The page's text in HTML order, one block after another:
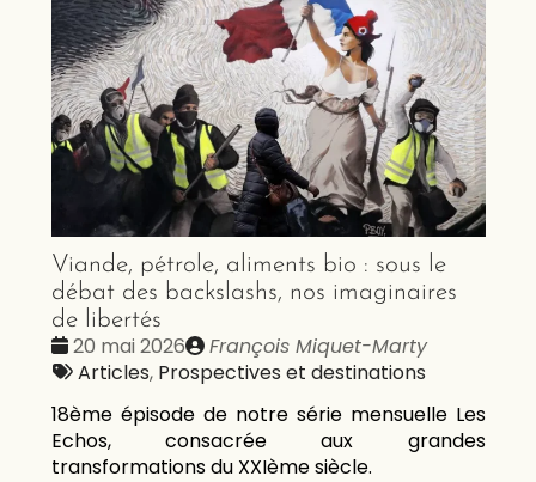
Viande, pétrole, aliments bio : sous le
débat des backslashs, nos imaginaires
de libertés
Date
:
20 mai 2026
Publié
par
François Miquet-Marty
Tags
Articles, Prospectives et destinations
18ème épisode de notre série mensuelle Les
Echos, consacrée aux grandes
transformations du XXIème siècle.